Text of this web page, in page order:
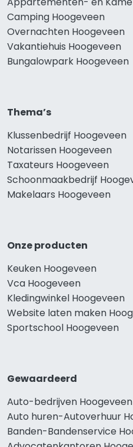
Camping Hoogeveen
Overnachten Hoogeveen
Vakantiehuis Hoogeveen
Bungalowpark Hoogeveen
Thema’s
Klussenbedrijf Hoogeveen
Notarissen Hoogeveen
Taxateurs Hoogeveen
Schoonmaakbedrijf
Makelaars Hoogeveen
Onze producten
Keuken Hoogeveen
Vca Hoogeveen
Kledingwinkel Hoogeveen
Website laten maken
Sportschool Hoogeveen
Gewaardeerd
Auto-bedrijven Hoogeveen
Auto huren-Autoverhuur
Banden-Bandenservice